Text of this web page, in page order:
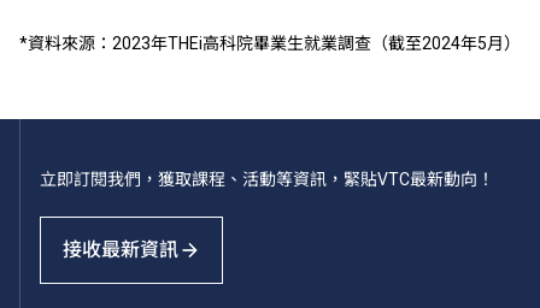
*資料來源：2023年THEi高科院畢業生就業調查（截至2024年5月）
立即訂閱我們，獲取課程、活動等資訊，緊貼VTC最新動向！
接收最新資訊